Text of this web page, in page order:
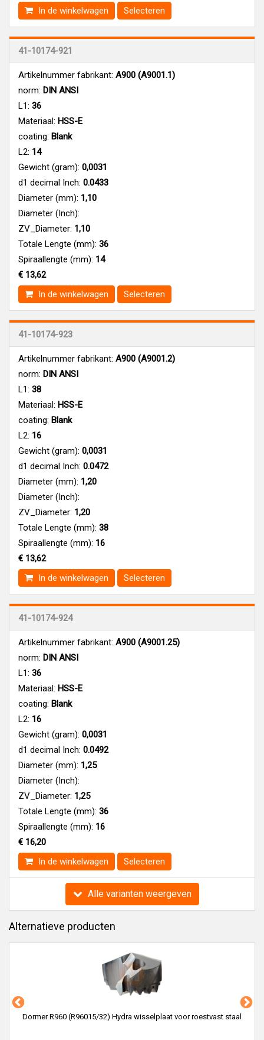
In de winkelwagen
Selecteren
41-10174-921
Artikelnummer fabrikant: A900 (A9001.1)
norm: DIN ANSI
L1: 36
Materiaal: HSS-E
coating: Blank
L2: 14
Gewicht (gram): 0,0031
d1 decimal Inch: 0.0433
Diameter (mm): 1,10
Diameter (Inch):
ZV_Diameter: 1,10
Totale Lengte (mm): 36
Spiraallengte (mm): 14
€ 13,62
In de winkelwagen
Selecteren
41-10174-923
Artikelnummer fabrikant: A900 (A9001.2)
norm: DIN ANSI
L1: 38
Materiaal: HSS-E
coating: Blank
L2: 16
Gewicht (gram): 0,0031
d1 decimal Inch: 0.0472
Diameter (mm): 1,20
Diameter (Inch):
ZV_Diameter: 1,20
Totale Lengte (mm): 38
Spiraallengte (mm): 16
€ 13,62
In de winkelwagen
Selecteren
41-10174-924
Artikelnummer fabrikant: A900 (A9001.25)
norm: DIN ANSI
L1: 36
Materiaal: HSS-E
coating: Blank
L2: 16
Gewicht (gram): 0,0031
d1 decimal Inch: 0.0492
Diameter (mm): 1,25
Diameter (Inch):
ZV_Diameter: 1,25
Totale Lengte (mm): 36
Spiraallengte (mm): 16
€ 16,20
In de winkelwagen
Selecteren
Alle varianten weergeven
Alternatieve producten
Dormer R960 (R96015/32) Hydra wisselplaat voor roestvast staal